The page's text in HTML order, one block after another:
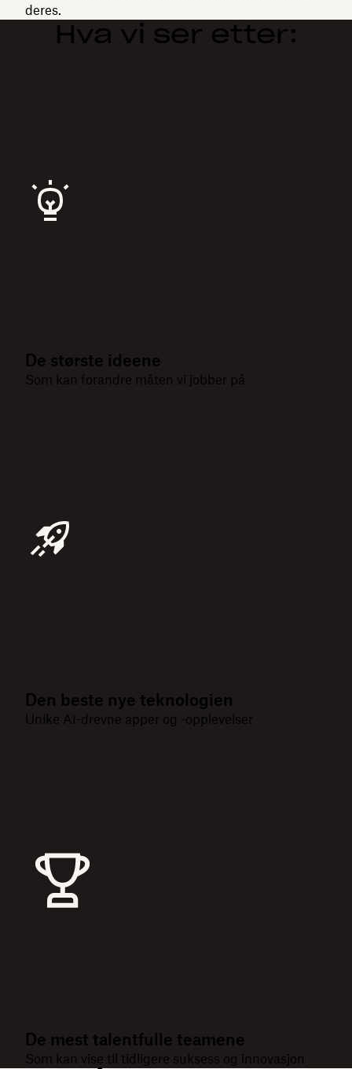
deres.
Hva vi ser etter:
De største ideene
Som kan forandre måten vi jobber på
Den beste nye teknologien
Unike AI-drevne apper og -opplevelser
De mest talentfulle teamene
Som kan vise til tidligere suksess og innovasjon